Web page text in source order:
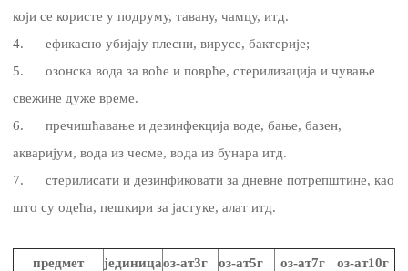
који се користе у подруму, тавану, чамцу, итд.
4. ефикасно убијају плесни, вирусе, бактерије;
5. озонска вода за воће и поврће, стерилизација и чување
свежине дуже време.
6. пречишћавање и дезинфекција воде, бање, базен,
акваријум, вода из чесме, вода из бунара итд.
7. стерилисати и дезинфиковати за дневне потрепштине, као
што су одећа, пешкири за јастуке, алат итд.
предмет јединицаоз-ат3г оз-ат5г оз-ат7г
оз-ат10г